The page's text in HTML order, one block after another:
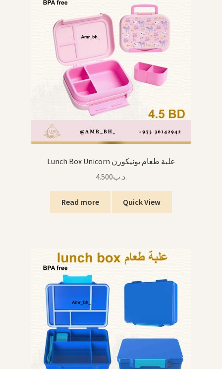
Lunch Box Unicorn علبة طعام يونيكورن
.د.ب4.500
Read more Quick View